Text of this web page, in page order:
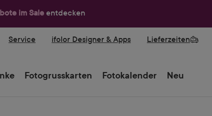
im Sale entdecken
Service ifolor Designer & Apps Lieferzeiten
Fotogrusskarten Fotokalender Neu